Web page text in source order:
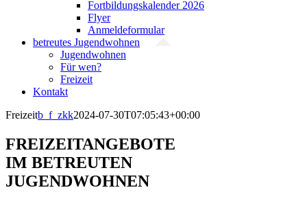
Fortbildungskalender 2026
Flyer
Anmeldeformular
betreutes Jugendwohnen
Jugendwohnen
Für wen?
Freizeit
Kontakt
Freizeitb_f_zkk2024-07-30T07:05:43+00:00
FREIZEITANGEBOTE
IM BETREUTEN
JUGENDWOHNEN